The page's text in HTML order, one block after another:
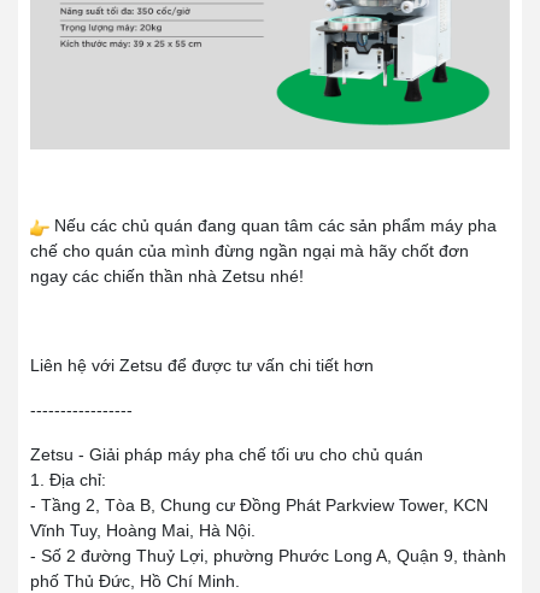
Nếu các chủ quán đang quan tâm các sản phẩm máy pha
chế cho quán của mình đừng ngần ngại mà hãy chốt đơn
ngay các chiến thần nhà Zetsu nhé!
Liên hệ với Zetsu để được tư vấn chi tiết hơn
-----------------
Zetsu - Giải pháp máy pha chế tối ưu cho chủ quán
1. Địa chỉ:
- Tầng 2, Tòa B, Chung cư Đồng Phát Parkview Tower, KCN
Vĩnh Tuy, Hoàng Mai, Hà Nội.
- Số 2 đường Thuỷ Lợi, phường Phước Long A, Quận 9, thành
phố Thủ Đức, Hồ Chí Minh.